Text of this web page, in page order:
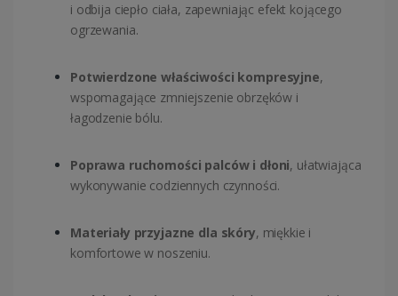
i odbija ciepło ciała, zapewniając efekt kojącego
ogrzewania.
Potwierdzone właściwości kompresyjne,
wspomagające zmniejszenie obrzęków i
łagodzenie bólu.
Poprawa ruchomości palców i dłoni, ułatwiająca
wykonywanie codziennych czynności.
Materiały przyjazne dla skóry, miękkie i
komfortowe w noszeniu.